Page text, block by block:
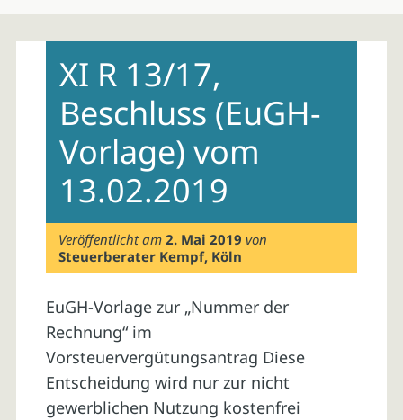
contentXI R 13/17,
Beschluss (EuGH-
Vorlage) vom
13.02.2019
Veröffentlicht am2. Mai 2019 von
Steuerberater Kempf, Köln
EuGH-Vorlage zur „Nummer der
Rechnung“ im
Vorsteuervergütungsantrag Diese
Entscheidung wird nur zur nicht
gewerblichen Nutzung kostenfrei